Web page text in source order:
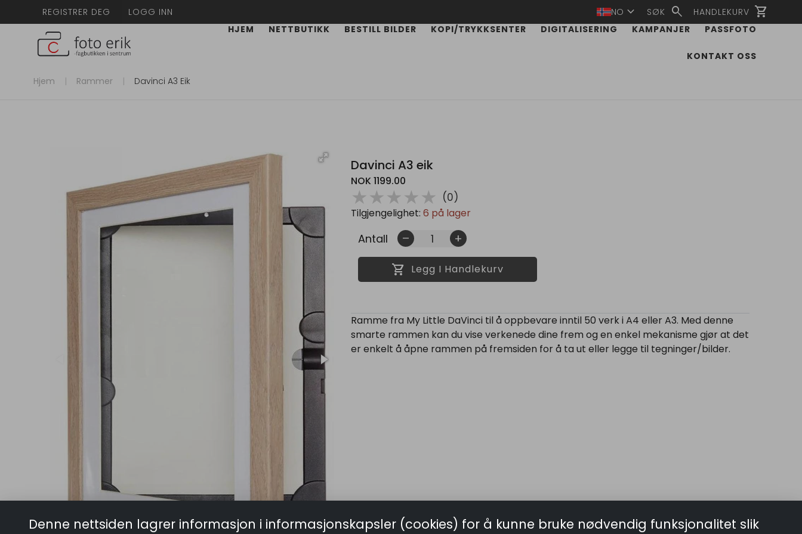
HJEM NETTBUTIKK BESTILL BILDER KOPI/TRYKKSENTER DIGITALISERING KAMPANJER PASSFOTO
KONTAKT OSS
REGISTRER DEG LOGG INN NO expand_more SØK search HANDLEKURV shopping_cart
Hjem Rammer Davinci A3 Eik
Davinci A3 eik
NOK 1199.00
( )
★
( ) ★
( ) ★
( ) ★
( ) ★ (0)
Tilgjengelighet: 6 på lager
Antall remove add
shopping_cart Legg I Handlekurv
Ramme fra My Little DaVinci til å oppbevare inntil 50 verk i A4 eller A3. Med denne
smarte rammen kan du vise verkenede dine frem og en enkel mekanisme gjør at det
er enkelt å åpne rammen på fremsiden for å ta ut eller legge til tegninger/bilder.
Denne nettsiden lagrer informasjon i informasjonskapsler (cookies) for å kunne bruke nødvendig funksjonalitet slik